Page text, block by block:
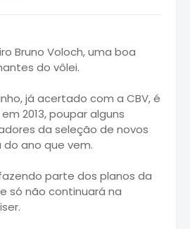
Bruno Voloch, uma boa
do vôlei.
já acertado com a CBV, é
2013, poupar alguns
da seleção de novos
ano que vem.
parte dos planos da
só não continuará na